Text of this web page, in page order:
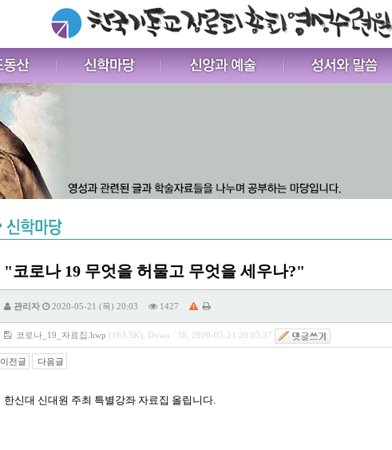
"코로나 19 무엇을 허물고 무엇을 세우나?"
관리자 2020-05-21 (목) 20:03 1427
코로나_19_자료집.hwp (163.5K), Down : 38, 2020-05-21 20:03:37
이전글 다음글
한신대 신대원 주최 특별강좌 자료집 올립니다.